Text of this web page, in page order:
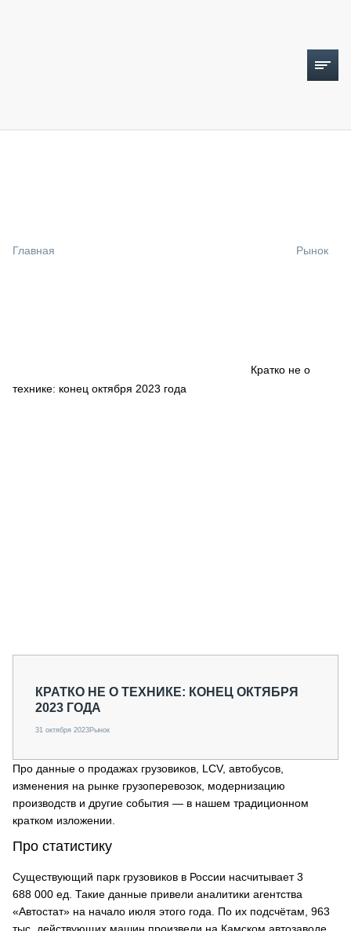
СПЕЦПРОЕКТЫ
Главная Рынок
Кратко не о
технике: конец октября 2023 года
КРАТКО НЕ О ТЕХНИКЕ: КОНЕЦ ОКТЯБРЯ
2023 ГОДА
31 октября 2023Рынок
Про данные о продажах грузовиков, LCV, автобусов,
изменения на рынке грузоперевозок, модернизацию
производств и другие события — в нашем традиционном
кратком изложении.
Про статистику
Существующий парк грузовиков в России насчитывает 3
688 000 ед. Такие данные привели аналитики агентства
«Автостат» на начало июля этого года. По их подсчётам, 963